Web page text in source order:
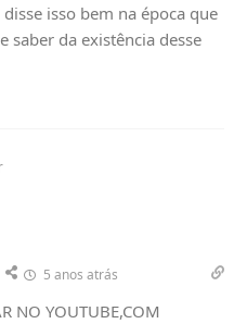
isso bem na época que
saber da existência desse
5 anos atrás
NO YOUTUBE,COM